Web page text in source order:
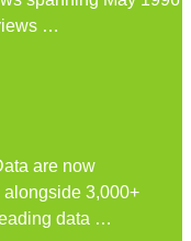
…
are now
3,000+
data …